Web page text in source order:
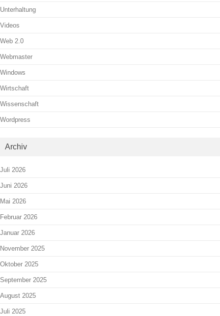
Unterhaltung
Videos
Web 2.0
Webmaster
Windows
Wirtschaft
Wissenschaft
Wordpress
Archiv
Juli 2026
Juni 2026
Mai 2026
Februar 2026
Januar 2026
November 2025
Oktober 2025
September 2025
August 2025
Juli 2025